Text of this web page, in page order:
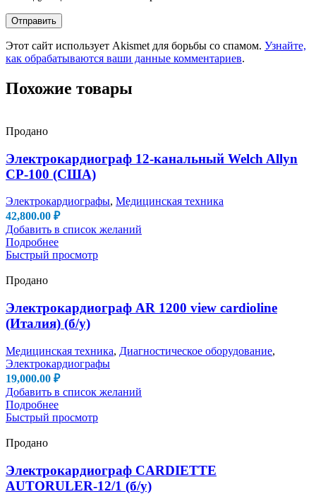
Этот сайт использует Akismet для борьбы со спамом. Узнайте,
как обрабатываются ваши данные комментариев.
Похожие товары
Продано
Электрокардиограф 12-канальный Welch Allyn
CP-100 (США)
Электрокардиографы, Медицинская техника
42,800.00 ₽
Добавить в список желаний
Подробнее
Быстрый просмотр
Продано
Электрокардиограф AR 1200 view cardioline
(Италия) (б/у)
Медицинская техника, Диагностическое оборудование,
Электрокардиографы
19,000.00 ₽
Добавить в список желаний
Подробнее
Быстрый просмотр
Продано
Электрокардиограф CARDIETTE
AUTORULER-12/1 (б/у)